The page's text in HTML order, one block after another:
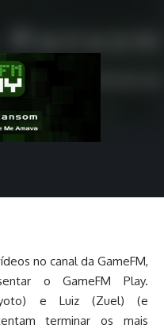
no canal da GameFM,
o GameFM Play.
e Luiz (Zuel) (e
terminar os mais